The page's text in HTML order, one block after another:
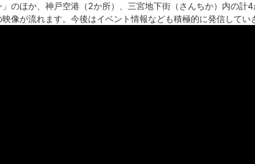
」のほか、神戸空港（2か所）、三宮地下街（さんちか）内の計
映像が流れます。今後はイベント情報なども積極的に発信してい